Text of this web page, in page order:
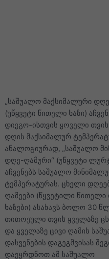
„საშუალო მაქსიმალური
(უწყვეტი წითელი ხაზი)
დიეგო-ისთვის ყოველი
დღის მაქსიმალურ
ანალოგიურად, „საშუალო
დღე-ღამური“ (უწყვეტი
აჩვენებს საშუალო
ტემპერატურას. ცხელი
ღამეები (წყვეტილი
ხაზები) ასახავს ბოლო 30
თითოეული თვის ყველაზე
და ყველაზე ცივი ღამის
დასვენების დაგეგმვისას
დაეყრდნოთ ამ საშუალო